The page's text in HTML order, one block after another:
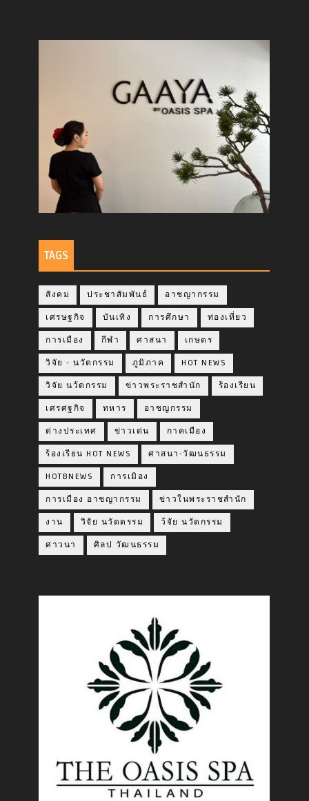
TAGS
สังคม ประชาสัมพันธ์ อาชญากรรม
เศรษฐกิจ บันเทิง การศึกษา ท่องเที่ยว
การเมือง กีฬา ศาสนา เกษตร
วิจัย - นวัตกรรม ภูมิภาค HOT NEWS
วิจัย นว้ตกรรม ข่าวพระราชสำนัก ร้องเรียน
เศรศฐกิจ ทหาร อาชญกรรม
ต่างประเทศ ข่าวเด่น กาคเมือง
ร้องเรียน HOT NEWS ศาสนา-วัฒนธรรม
HOTBNEWS การเมิอง
การเมือง อาชญากรรม ข่าวในพระราชสำนัก
งาน วิจัย นวัตดรรม ว้จัย นวัตกรรม
ศาวนา ศิลป วัฒนธรรม